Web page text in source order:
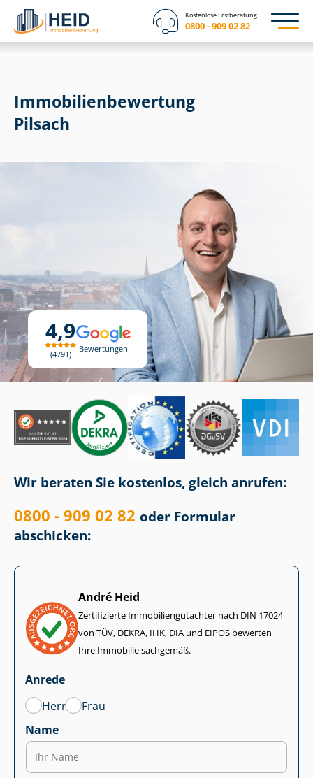
Kostenlose Erstberatung
0800 - 909 02 82
4,9
4791
Bewertungen
Immobilien­bewertung
Pilsach
Wir beraten Sie kostenlos, gleich anrufen:
0800 - 909 02 82 oder Formular
abschicken:
André Heid
Zertifizierte Im­mo­bi­li­en­gut­ach­ter nach DIN 17024
von TÜV, DEKRA, IHK, DIA und EIPOS bewerten
Ihre Immobilie sachgemäß.
Anrede
Herr
Frau
Name